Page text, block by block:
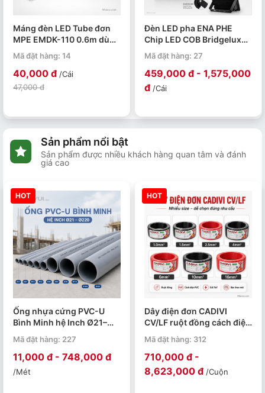
Máng đèn LED Tube đơn
MPE EMDK-110 0.6m dùng
cho bóng T8
Mã đặt hàng: 14
40,000 đ /Cái
47,000 đ
Đèn LED pha ENA PHE
Chip LED COB Bridgelux
50W 100W 150W 200W
Mã đặt hàng: 27
459,000 đ - 1,575,000
đ /Cái
Sản phẩm nổi bật
Sản phẩm được nhiều khách hàng quan tâm và đánh
giá cao
HOT
Ống nhựa cứng PVC-U
Bình Minh hệ Inch Ø21–
4m/ 1 ống.
Mã đặt hàng: 227
11,000 đ - 748,000 đ
/Mét
HOT
Dây điện đơn CADIVI
CV/LF ruột đồng cách điện
Mã đặt hàng: 312
710,000 đ -
8,623,000 đ /Cuộn